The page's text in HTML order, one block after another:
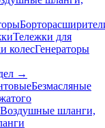
Тележки для
колесГенераторы
→
Безмасляные
Воздушные шланги,